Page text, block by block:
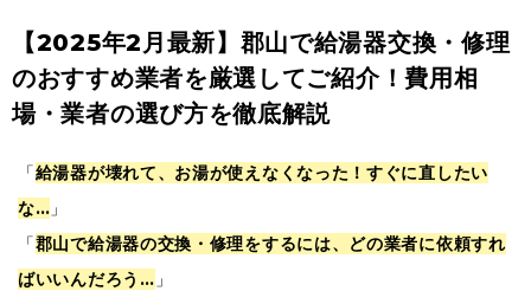
【2025年2月最新】郡山で給湯器交換・修理
のおすすめ業者を厳選してご紹介！費用相
場・業者の選び方を徹底解説
「給湯器が壊れて、お湯が使えなくなった！すぐに直したい
な… 」
「郡山で給湯器の交換・修理をするには、どの業者に依頼すれ
ばいいんだろう… 」